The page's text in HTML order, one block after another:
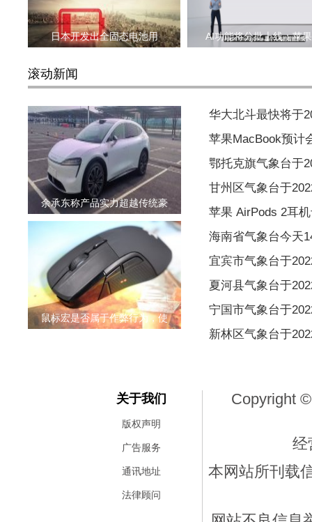
日本开发出全固态电池用 AI功能将分批上线：苹
滚动新闻
余承东称产品实力超越传统豪
鼠标宏是否属于作弊行为，使
华大北斗最快将于
苹果MacBook预计
鄂托克旗气象台于
甘州区气象台于
苹果 AirPods 2耳
海南省气象台今天
宜宾市气象台于
夏河县气象台于
宁国市气象台于
新林区气象台于
关于我们
版权声明
广告服务
通讯地址
法律顾问
Copyright
经
本网站所刊载